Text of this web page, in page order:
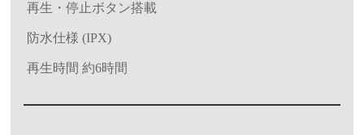
再生・停止ボタン搭載
防水仕様 (IPX)
再生時間 約6時間